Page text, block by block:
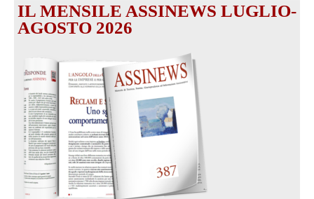
IL MENSILE ASSINEWS LUGLIO-
AGOSTO 2026